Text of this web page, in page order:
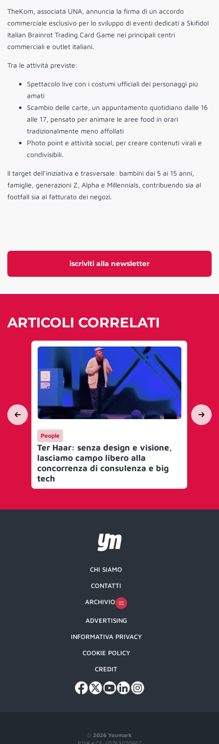
iscriviti alla newsletter
TheKom, associata UNA, annuncia la firma di un accordo
commerciale esclusivo per lo sviluppo di eventi dedicati a Skifidol
Italian Brainrot Trading Card Game nei principali centri
commerciali e outlet italiani.
Tra le attività previste:
Spettacolo live con i costumi ufficiali dei personaggi più
amati
Scambio delle carte, un appuntamento quotidiano dalle 16
alle 17, pensato per animare le aree food in orari
tradizionalmente meno affollati
Photo point e attività social, per creare contenuti virali e
condivisibili.
Il target dell’iniziativa è trasversale: bambini dai 5 ai 15 anni,
famiglie, generazioni Z, Alpha e Millennials, contribuendo sia al
footfall sia al fatturato dei negozi.
ARTICOLI CORRELATI
People
Ter Haar: senza design e visione,
lasciamo campo libero alla
concorrenza di consulenza e big
tech
© 2026 Youmark
P.IVA e CF: 05763070967
CHI SIAMO
CONTATTI
ARCHIVIO
ADVERTISING
INFORMATIVA PRIVACY
COOKIE POLICY
CREDIT